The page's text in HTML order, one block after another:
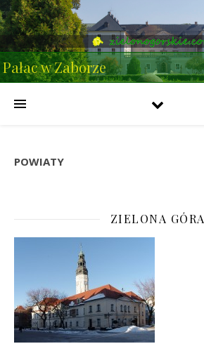
Pałac w Zaborze
POWIATY
ZIELONA GÓRA